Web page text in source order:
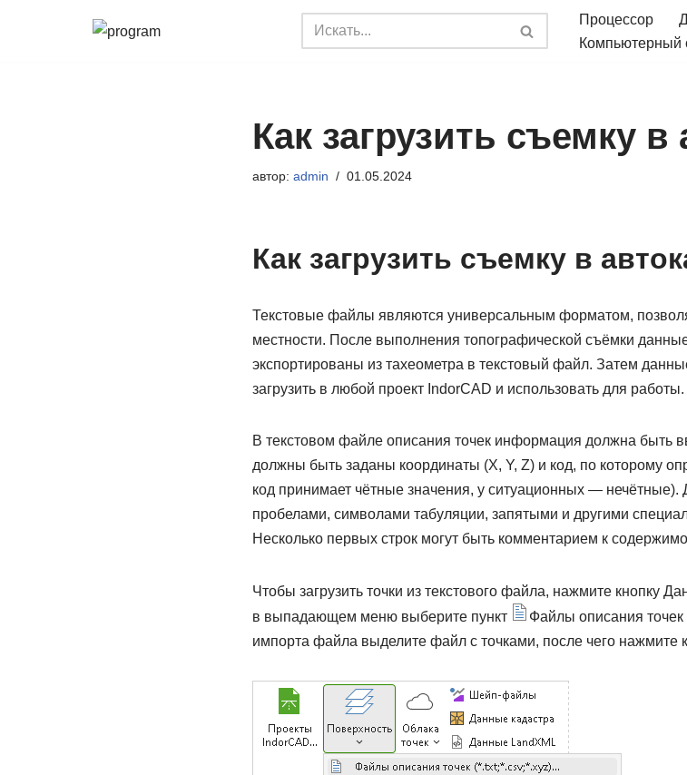
Процессор
Компьютерный
Как загрузить съемку в
автор: admin 01.05.2024
Как загрузить съемку в
Текстовые файлы являются универсальным форматом,
местности. После выполнения топографической съёмки
экспортированы из тахеометра в текстовый файл. Затем
загрузить в любой проект IndorCAD и использовать для работы.
В текстовом файле описания точек информация должна быть
должны быть заданы координаты (X, Y, Z) и код, по которому
код принимает чётные значения, у ситуационных — нечётные).
пробелами, символами табуляции, запятыми и другими
Несколько первых строк могут быть комментарием к
Чтобы загрузить точки из текстового файла, нажмите кнопку
в выпадающем меню выберите пункт
Файлы описания точек
импорта файла выделите файл с точками, после чего нажмите